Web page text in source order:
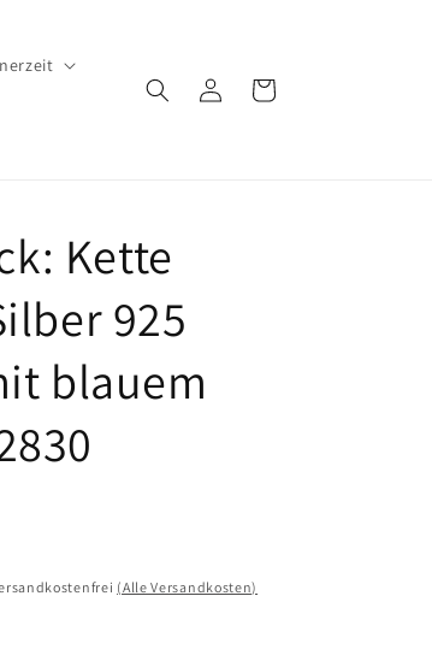
EinloggenWarenkorb
Kette
925
blauem
(Alle Versandkosten)